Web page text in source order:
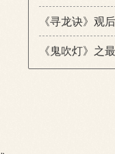
《寻龙诀》观
《鬼吹灯》之